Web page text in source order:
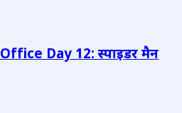
Day 12: स्पाइडर मैन